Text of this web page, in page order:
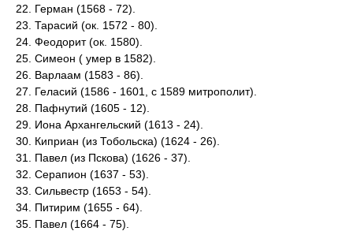
22. Герман (1568 - 72).
23. Тарасий (ок. 1572 - 80).
24. Феодорит (ок. 1580).
25. Симеон ( умер в 1582).
26. Варлаам (1583 - 86).
27. Геласий (1586 - 1601, с 1589 митрополит).
28. Пафнутий (1605 - 12).
29. Иона Архангельский (1613 - 24).
30. Киприан (из Тобольска) (1624 - 26).
31. Павел (из Пскова) (1626 - 37).
32. Серапион (1637 - 53).
33. Сильвестр (1653 - 54).
34. Питирим (1655 - 64).
35. Павел (1664 - 75).